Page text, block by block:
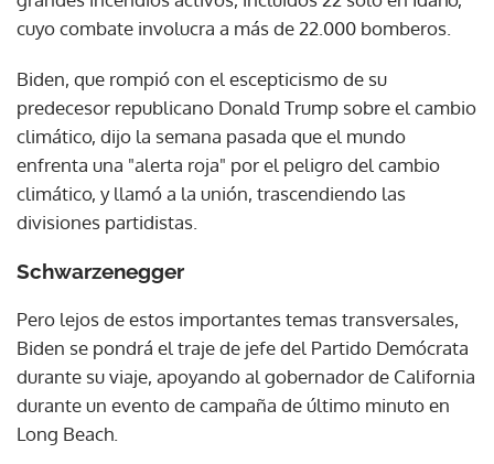
cuyo combate involucra a más de 22.000 bomberos.
Biden, que rompió con el escepticismo de su
predecesor republicano Donald Trump sobre el cambio
climático, dijo la semana pasada que el mundo
enfrenta una "alerta roja" por el peligro del cambio
climático, y llamó a la unión, trascendiendo las
divisiones partidistas.
Schwarzenegger
Pero lejos de estos importantes temas transversales,
Biden se pondrá el traje de jefe del Partido Demócrata
durante su viaje, apoyando al gobernador de California
durante un evento de campaña de último minuto en
Long Beach.